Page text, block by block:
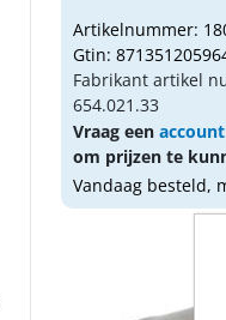
Artikelnummer:
Gtin:
Fabrikant artikel
654.021.33
Vraag een account
om prijzen te
Vandaag besteld,